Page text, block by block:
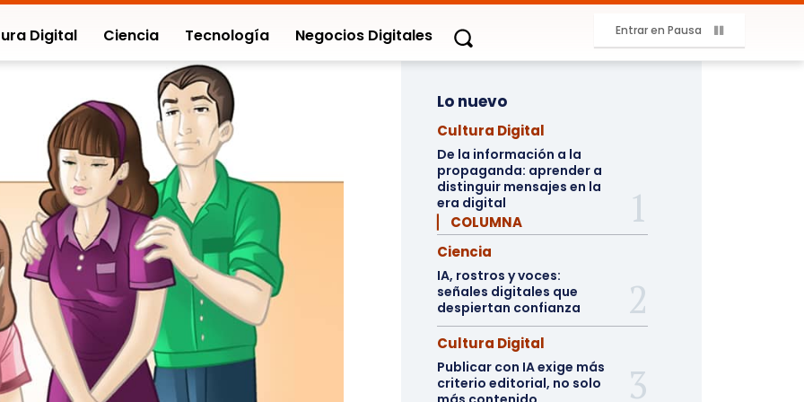
Digital Ciencia Tecnología Negocios Digitales Entrar en Pausa
Lo nuevo
Cultura Digital
De la información a la
propaganda: aprender a
distinguir mensajes en la
era digital
▏ COLUMNA
Ciencia
IA, rostros y voces:
señales digitales que
despiertan confianza
Cultura Digital
Publicar con IA exige más
criterio editorial, no solo